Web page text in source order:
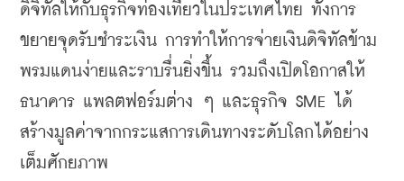
ดิจิทัลให้กับธุรกิจท่องเที่ยวในประเทศไทย ทั้งการ
ขยายจุดรับชำระเงิน การทำให้การจ่ายเงินดิจิทัลข้าม
พรมแดนง่ายและราบรื่นยิ่งขึ้น รวมถึงเปิดโอกาสให้
ธนาคาร แพลตฟอร์มต่าง ๆ และธุรกิจ SME ได้
สร้างมูลค่าจากกระแสการเดินทางระดับโลกได้อย่าง
เต็มศักยภาพ